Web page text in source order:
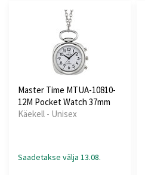
Master Time MTUA-10810-
12M Pocket Watch 37mm
Käekell - Unisex
Saadetakse välja 13.08.